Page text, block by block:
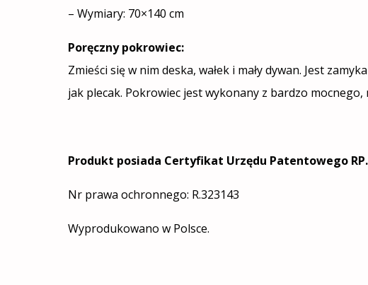
– Wymiary: 70×140 cm
Poręczny pokrowiec:
Zmieści się w nim deska, wałek i mały dywan. Jest
jak plecak. Pokrowiec jest wykonany z bardzo
Produkt posiada Certyfikat Urzędu Patentowego RP.
Nr prawa ochronnego: R.323143
Wyprodukowano w Polsce.